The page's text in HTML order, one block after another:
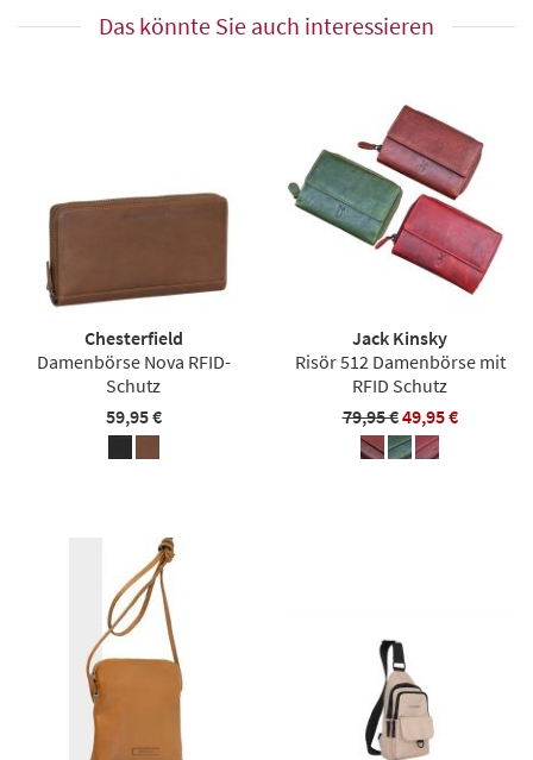
Das könnte Sie auch interessieren
Chesterfield
Damenbörse Nova RFID-
Schutz
59,95 €
Jack Kinsky
Risör 512 Damenbörse mit
RFID Schutz
79,95 €49,95 €